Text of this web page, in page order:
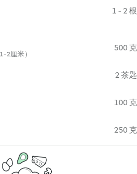
1 - 2 根
2厘米）
500 克
2 茶匙
100 克
250 克